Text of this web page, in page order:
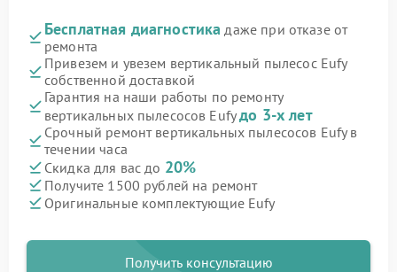
Бесплатная диагностика даже при отказе от
ремонта
Привезем и увезем вертикальный пылесос Eufy
собственной доставкой
Гарантия на наши работы по ремонту
вертикальных пылесосов Eufyдо 3-х лет
Срочный ремонт вертикальных пылесосов Eufy в
течении часа
Скидка для вас до 20%
Получите 1500 рублей на ремонт
Оригинальные комплектующие Eufy
Получить консультацию